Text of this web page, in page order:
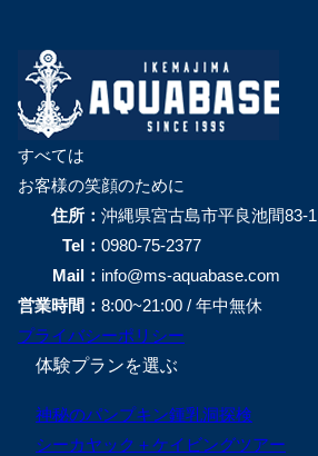
すべては
お客様の笑顔のために
住所： 沖縄県宮古島市平良池間83-1
Tel： 0980-75-2377
Mail： info@ms-aquabase.com
営業時間： 8:00~21:00 / 年中無休
プライバシーポリシー
体験プランを選ぶ
神秘のパンプキン鍾乳洞探検
シーカヤック＋ケイビングツアー